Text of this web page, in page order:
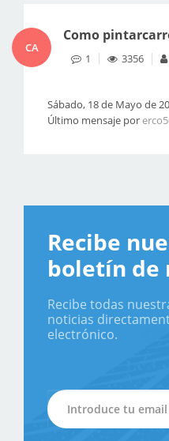
CA
Como
1 3356
Sábado, 18 de Mayo de
Último mensaje por
Recibe
boletín de
Recibe todas
noticias
electrónico.